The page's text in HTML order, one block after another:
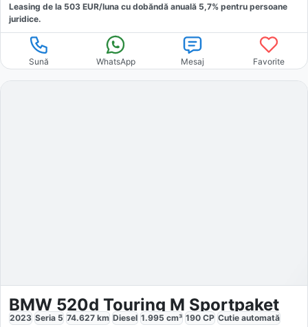
Leasing de la 503 EUR/luna cu dobăndă anuală 5,7% pentru persoane
juridice.
Sună WhatsApp Mesaj Favorite
BMW 520d Touring M Sportpaket
2023 Seria 5 74.627 km Diesel 1.995 cm³ 190 CP Cutie automată